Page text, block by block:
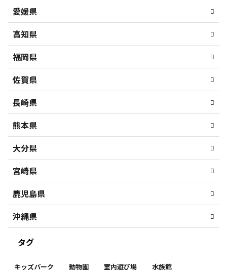
愛媛県
高知県
福岡県
佐賀県
長崎県
熊本県
大分県
宮崎県
鹿児島県
沖縄県
タグ
キッズパーク 動物園 室内遊び場 水族館